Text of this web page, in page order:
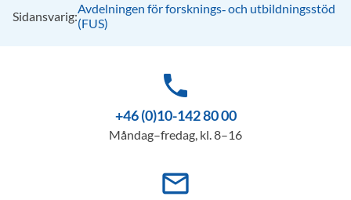
Sidansvarig:Avdelningen för forsknings‑ och utbildningsstöd
(FUS)
phone
+46 (0)10-142 80 00
Måndag–fredag, kl. 8–16
mail_outline